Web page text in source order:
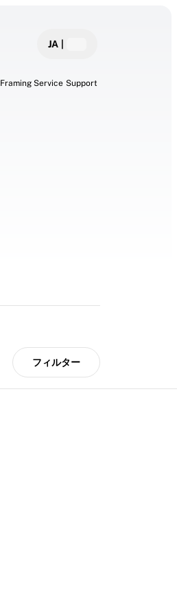
JA
Framing Service Support
フィルター